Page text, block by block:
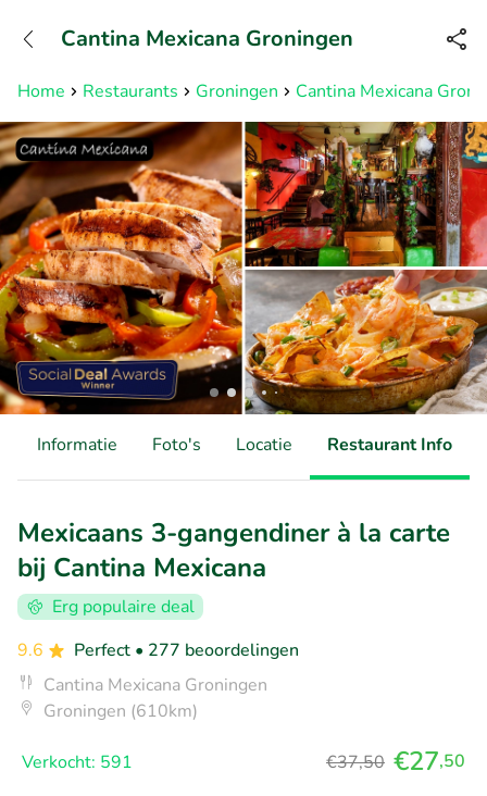
Bereikbaar tot 23:00 uur
Home Restaurants Groningen Cantina Mexicana
Cantina Mexicana Groningen
Informatie Foto's Locatie Restaurant Info
Mexicaans 3-gangendiner à la carte
bij Cantina Mexicana
Erg populaire deal
9.6
Perfect • 277 beoordelingen
Cantina Mexicana Groningen
Groningen (610km)
Verkocht: 591 €37,50 €27,50